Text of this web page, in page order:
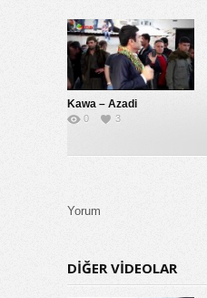
Kawa – Azadi
0 3
Yorum
DIĞER VIDEOLAR